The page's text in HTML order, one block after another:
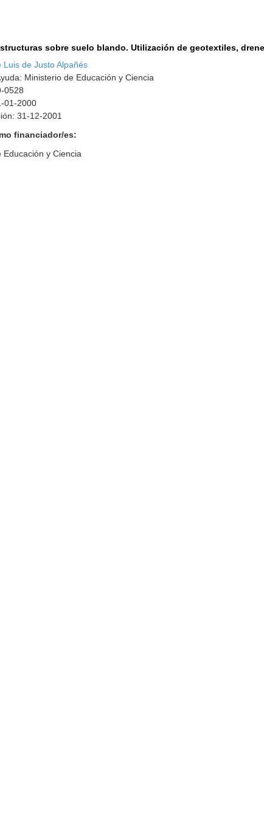
sobre suelo blando. Utilización de geotextiles,
Luis de Justo Alpañés
Ministerio de Educación y Ciencia
0528
01-2000
31-12-2001
financiador/es:
Educación y Ciencia